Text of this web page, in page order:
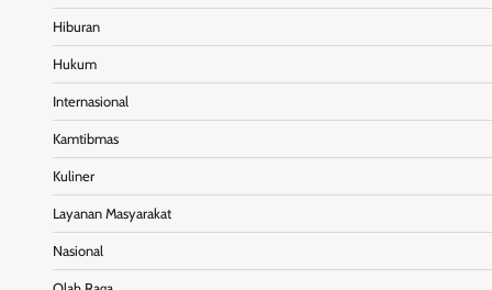
Hiburan
Hukum
Internasional
Kamtibmas
Kuliner
Layanan Masyarakat
Nasional